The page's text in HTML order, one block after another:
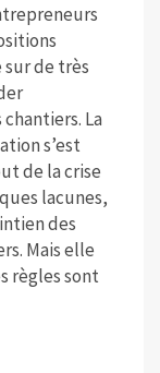
sur de très
La
s’est
de la crise
lacunes,
des
Mais elle
règles sont